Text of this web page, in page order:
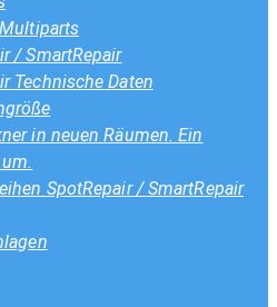
/ SmartRepair
Technische Daten
in neuen Räumen. Ein
SpotRepair / SmartRepair